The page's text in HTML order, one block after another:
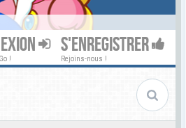
!
S'ENREGISTRER
Rejoins-nous !